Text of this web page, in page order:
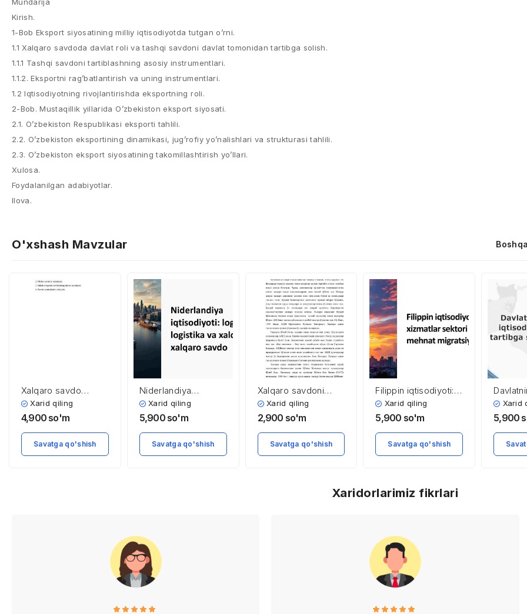
Kirish.
1-Bob Eksport siyosatining milliy iqtisodiyotda tutgan o’rni.
1.1 Xalqaro savdoda davlat roli va tashqi savdoni davlat tomonidan tartibga solish.
1.1.1 Tashqi savdoni tartiblashning asosiy instrumentlari.
1.1.2. Eksportni rag’batlantirish va uning instrumentlari.
1.2 Iqtisodiyotning rivojlantirishda eksportning roli.
2-Bob. Mustaqillik yillarida O’zbekiston eksport siyosati.
2.1. O’zbekiston Respublikasi eksporti tahlili.
2.2. O’zbekiston eksportining dinamikasi, jug’rofiy yo’nalishlari va strukturasi tahlili.
2.3. O’zbekiston eksport siyosatining takomillashtirish yo’llari.
Xulosa.
Foydalanilgan adabiyotlar.
Ilova.
O'xshash Mavzular
Xalqaro savdo
nazariyasi va
amaliyoti elеmеntlari
Xarid qiling
4,900 so'm
Savatga qo'shish
Niderlandiya
iqtisodiyoti: logistika
va xalqaro savdo
Xarid qiling
5,900 so'm
Savatga qo'shish
Xalqaro savdoni
ko’ptomonlama
tartibga solish
kengaytirishda
Butunjaxon Savdo
Xarid qiling
2,900 so'm
Savatga qo'shish
Filippin iqtisodiyoti:
xizmatlar sektori va
mehnat migratsiyasi
Xarid qiling
5,900 so'm
Savatga qo'shish
tartibga
Xarid
5,900
Xaridorlarimiz fikrlari